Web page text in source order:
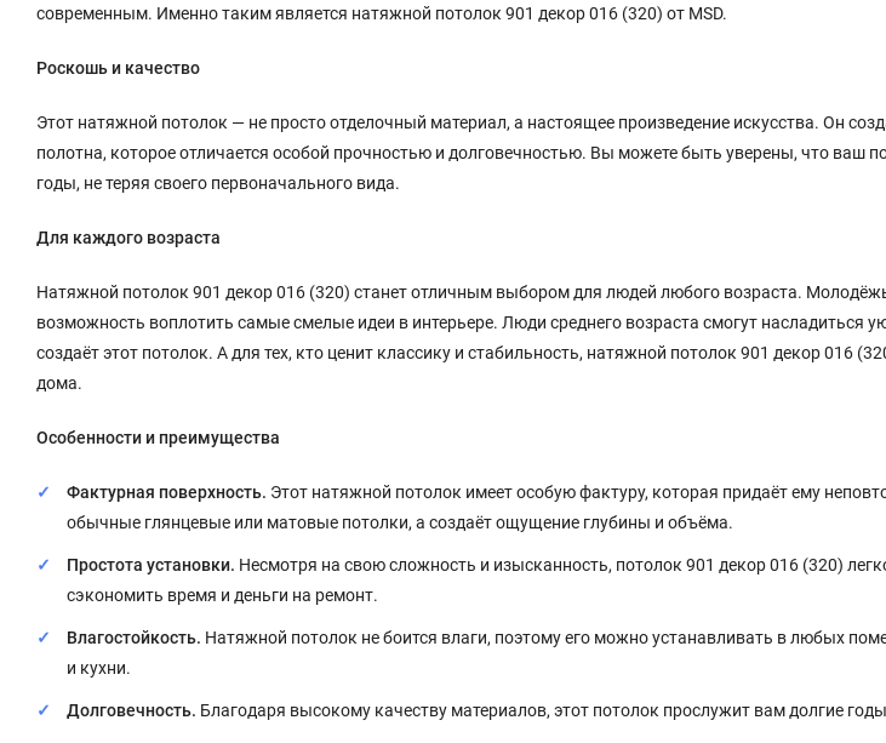
современным. Именно таким является натяжной потолок 901 декор 016 (320) от MSD.
Роскошь и качество
Этот натяжной потолок — не просто отделочный материал, а настоящее произведение искусства. Он
полотна, которое отличается особой прочностью и долговечностью. Вы можете быть уверены, что ваш
годы, не теряя своего первоначального вида.
Для каждого возраста
Натяжной потолок 901 декор 016 (320) станет отличным выбором для людей любого возраста.
возможность воплотить самые смелые идеи в интерьере. Люди среднего возраста смогут насладиться
создаёт этот потолок. А для тех, кто ценит классику и стабильность, натяжной потолок 901 декор 016
дома.
Особенности и преимущества
Фактурная поверхность. Этот натяжной потолок имеет особую фактуру, которая придаёт ему
обычные глянцевые или матовые потолки, а создаёт ощущение глубины и объёма.
Простота установки. Несмотря на свою сложность и изысканность, потолок 901 декор 016 (320)
сэкономить время и деньги на ремонт.
Влагостойкость. Натяжной потолок не боится влаги, поэтому его можно устанавливать в любых
и кухни.
Долговечность. Благодаря высокому качеству материалов, этот потолок прослужит вам долгие